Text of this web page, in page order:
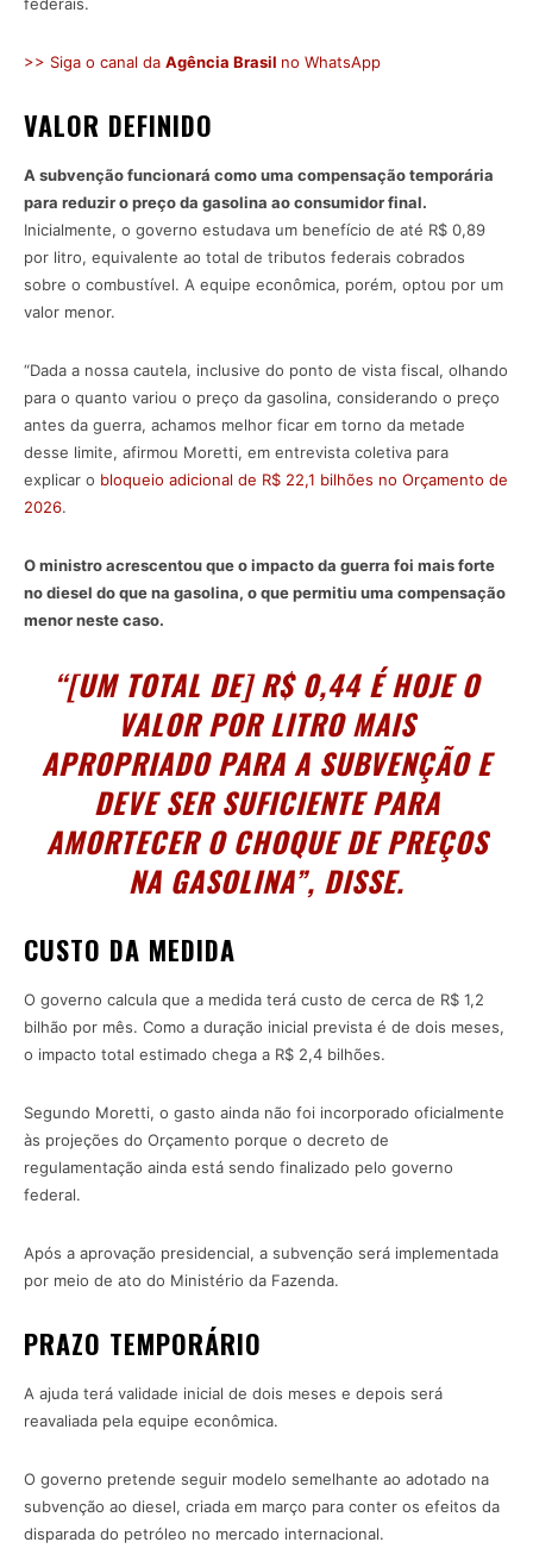
>> Siga o canal da Agência Brasil no WhatsApp
VALOR DEFINIDO
A subvenção funcionará como uma compensação temporária
para reduzir o preço da gasolina ao consumidor final.
Inicialmente, o governo estudava um benefício de até R$ 0,89
por litro, equivalente ao total de tributos federais cobrados
sobre o combustível. A equipe econômica, porém, optou por um
valor menor.
“Dada a nossa cautela, inclusive do ponto de vista fiscal, olhando
para o quanto variou o preço da gasolina, considerando o preço
antes da guerra, achamos melhor ficar em torno da metade
desse limite, afirmou Moretti, em entrevista coletiva para
explicar o bloqueio adicional de R$ 22,1 bilhões no Orçamento de
2026.
O ministro acrescentou que o impacto da guerra foi mais forte
no diesel do que na gasolina, o que permitiu uma compensação
menor neste caso.
“[UM TOTAL DE] R$ 0,44 É HOJE O
VALOR POR LITRO MAIS
APROPRIADO PARA A SUBVENÇÃO E
DEVE SER SUFICIENTE PARA
AMORTECER O CHOQUE DE PREÇOS
NA GASOLINA”, DISSE.
CUSTO DA MEDIDA
O governo calcula que a medida terá custo de cerca de R$ 1,2
bilhão por mês. Como a duração inicial prevista é de dois meses,
o impacto total estimado chega a R$ 2,4 bilhões.
Segundo Moretti, o gasto ainda não foi incorporado oficialmente
às projeções do Orçamento porque o decreto de
regulamentação ainda está sendo finalizado pelo governo
federal.
Após a aprovação presidencial, a subvenção será implementada
por meio de ato do Ministério da Fazenda.
PRAZO TEMPORÁRIO
A ajuda terá validade inicial de dois meses e depois será
reavaliada pela equipe econômica.
O governo pretende seguir modelo semelhante ao adotado na
subvenção ao diesel, criada em março para conter os efeitos da
disparada do petróleo no mercado internacional.